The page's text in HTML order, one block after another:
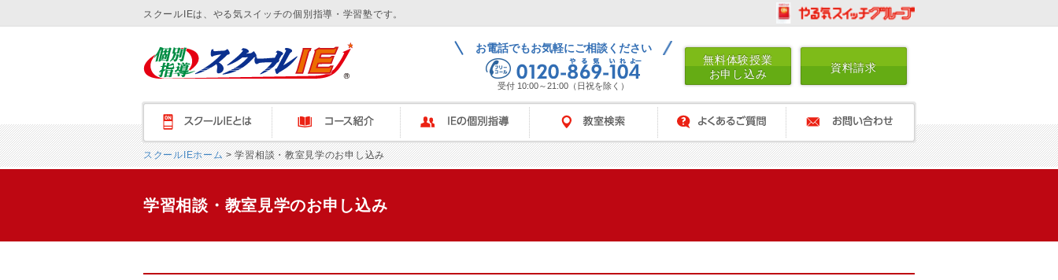
スクールIEは、やる気スイッチの個別指導・学習塾です。
お電話でもお気軽にご相談ください
受付 10:00～21:00（日祝を除く）
無料体験授業
お申し込み
資料請求
スクールＩＥとは コース紹介 IEの個別指導 教室検索 よくあるご質問 お問い合わせ
スクールIEホーム> 学習相談・教室見学のお申し込み
学習相談・教室見学のお申し込み